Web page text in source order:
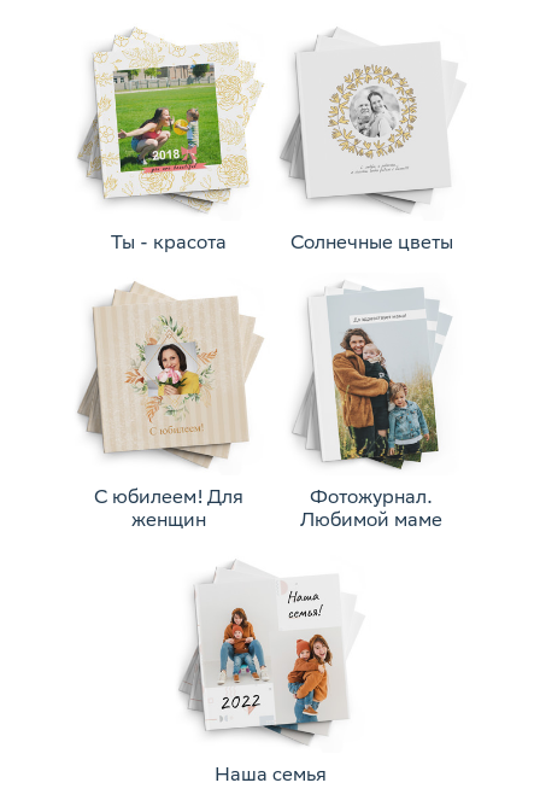
Ты - красота Солнечные цветы
С юбилеем! Для
женщин
Фотожурнал.
Любимой маме
Наша семья